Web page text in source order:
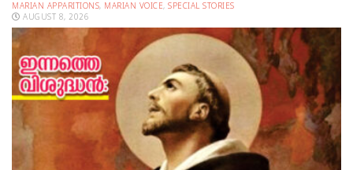
MARIAN APPARITIONS, MARIAN VOICE, SPECIAL STORIES
AUGUST 8, 2026